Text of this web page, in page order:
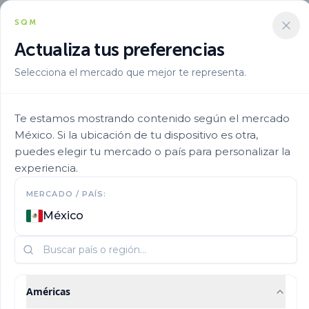
SQM
Actualiza tus preferencias
Selecciona el mercado que mejor te representa.
Te estamos mostrando contenido según el mercado
México. Si la ubicación de tu dispositivo es otra,
puedes elegir tu mercado o país para personalizar la
experiencia.
MERCADO / PAÍS:
México
Américas
Aplicacion Fertirriego Ultrasol Inicial